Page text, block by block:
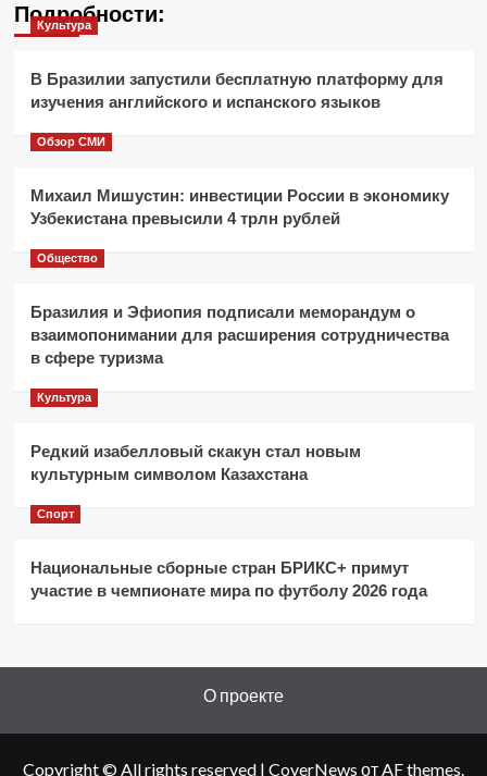
Подробности:
Культура
В Бразилии запустили бесплатную платформу для
изучения английского и испанского языков
Обзор СМИ
Михаил Мишустин: инвестиции России в экономику
Узбекистана превысили 4 трлн рублей
Общество
Бразилия и Эфиопия подписали меморандум о
взаимопонимании для расширения сотрудничества
в сфере туризма
Культура
Редкий изабелловый скакун стал новым
культурным символом Казахстана
Спорт
Национальные сборные стран БРИКС+ примут
участие в чемпионате мира по футболу 2026 года
О проекте
Copyright © All rights reserved | CoverNews от AF themes.